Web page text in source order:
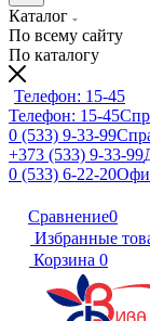
Каталог
По всему сайту
По каталогу
Телефон: 15-45
Телефон: 15-45
0 (533) 9-33-99
+373 (533) 9-33-99
0 (533) 6-22-20
Сравнение0
Избранные
Корзина 0